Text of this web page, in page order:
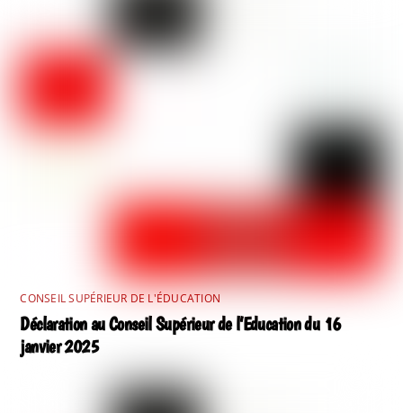
CONSEIL SUPÉRIEUR DE L'ÉDUCATION
Déclaration au Conseil Supérieur de l’Education du 16
janvier 2025